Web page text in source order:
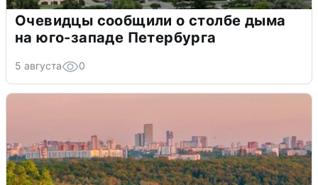
Очевидцы сообщили о столбе дыма
на юго-западе Петербурга
5 августа 0